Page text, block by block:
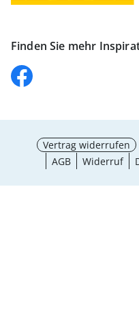
Finden Sie mehr
Vertrag widerrufen
AGB
Widerruf